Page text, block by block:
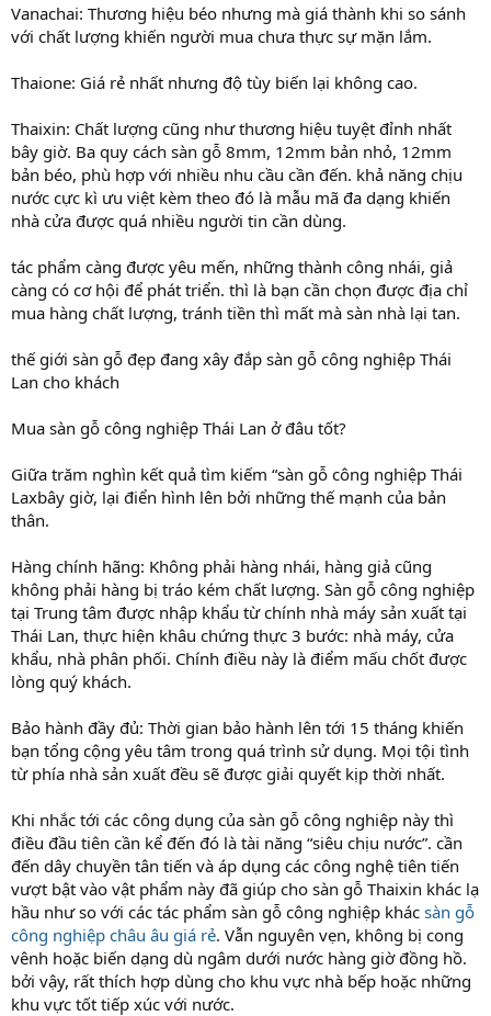
Vanachai: Thương hiệu béo nhưng mà giá thành khi so sánh
với chất lượng khiến người mua chưa thực sự mặn lắm.
Thaione: Giá rẻ nhất nhưng độ tùy biến lại không cao.
Thaixin: Chất lượng cũng như thương hiệu tuyệt đỉnh nhất
bây giờ. Ba quy cách sàn gỗ 8mm, 12mm bản nhỏ, 12mm
bản béo, phù hợp với nhiều nhu cầu cần đến. khả năng chịu
nước cực kì ưu việt kèm theo đó là mẫu mã đa dạng khiến
nhà cửa được quá nhiều người tin cần dùng.
tác phẩm càng được yêu mến, những thành công nhái, giả
càng có cơ hội để phát triển. thì là bạn cần chọn được địa chỉ
mua hàng chất lượng, tránh tiền thì mất mà sàn nhà lại tan.
thế giới sàn gỗ đẹp đang xây đắp sàn gỗ công nghiệp Thái
Lan cho khách
Mua sàn gỗ công nghiệp Thái Lan ở đâu tốt?
Giữa trăm nghìn kết quả tìm kiếm “sàn gỗ công nghiệp Thái
Laxbây giờ, lại điển hình lên bởi những thế mạnh của bản
thân.
Hàng chính hãng: Không phải hàng nhái, hàng giả cũng
không phải hàng bị tráo kém chất lượng. Sàn gỗ công nghiệp
tại Trung tâm được nhập khẩu từ chính nhà máy sản xuất tại
Thái Lan, thực hiện khâu chứng thực 3 bước: nhà máy, cửa
khẩu, nhà phân phối. Chính điều này là điểm mấu chốt được
lòng quý khách.
Bảo hành đầy đủ: Thời gian bảo hành lên tới 15 tháng khiến
bạn tổng cộng yêu tâm trong quá trình sử dụng. Mọi tội tình
từ phía nhà sản xuất đều sẽ được giải quyết kịp thời nhất.
Khi nhắc tới các công dụng của sàn gỗ công nghiệp này thì
điều đầu tiên cần kể đến đó là tài năng “siêu chịu nước”. cần
đến dây chuyền tân tiến và áp dụng các công nghệ tiên tiến
vượt bật vào vật phẩm này đã giúp cho sàn gỗ Thaixin khác lạ
hầu như so với các tác phẩm sàn gỗ công nghiệp khác sàn gỗ
công nghiệp châu âu giá rẻ. Vẫn nguyên vẹn, không bị cong
vênh hoặc biến dạng dù ngâm dưới nước hàng giờ đồng hồ.
bởi vậy, rất thích hợp dùng cho khu vực nhà bếp hoặc những
khu vực tốt tiếp xúc với nước.